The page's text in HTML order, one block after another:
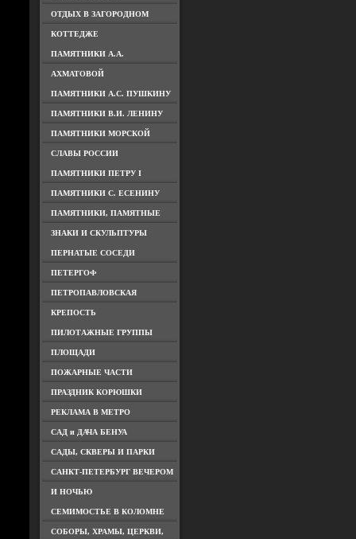
ОТДЫХ В ЗАГОРОДНОМ
КОТТЕДЖЕ
ПАМЯТНИКИ А.А.
АХМАТОВОЙ
ПАМЯТНИКИ А.С. ПУШКИНУ
ПАМЯТНИКИ В.И. ЛЕНИНУ
ПАМЯТНИКИ МОРСКОЙ
СЛАВЫ РОССИИ
ПАМЯТНИКИ ПЕТРУ I
ПАМЯТНИКИ С. ЕСЕНИНУ
ПАМЯТНИКИ, ПАМЯТНЫЕ
ЗНАКИ И СКУЛЬПТУРЫ
ПЕРНАТЫЕ СОСЕДИ
ПЕТЕРГОФ
ПЕТРОПАВЛОВСКАЯ
КРЕПОСТЬ
ПИЛОТАЖНЫЕ ГРУППЫ
ПЛОЩАДИ
ПОЖАРНЫЕ ЧАСТИ
ПРАЗДНИК КОРЮШКИ
РЕКЛАМА В МЕТРО
САД и ДАЧА БЕНУА
САДЫ, СКВЕРЫ И ПАРКИ
САНКТ-ПЕТЕРБУРГ ВЕЧЕРОМ
И НОЧЬЮ
СЕМИМОСТЬЕ В КОЛОМНЕ
СОБОРЫ, ХРАМЫ, ЦЕРКВИ,